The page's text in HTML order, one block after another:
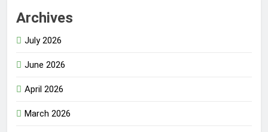
Archives
July 2026
June 2026
April 2026
March 2026